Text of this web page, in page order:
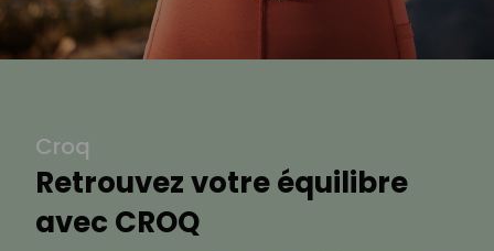
Croq
Retrouvez votre équilibre
avec CROQ